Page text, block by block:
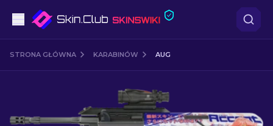
Pistoletów
karabinów
STRONA GŁÓWNA KARABINÓW AUG